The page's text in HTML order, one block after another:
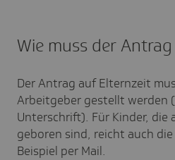
Wie muss der
Der Antrag auf Elternzeit
Arbeitgeber gestellt werden
Unterschrift). Für Kinder, die
geboren sind, reicht auch
Beispiel per Mail.